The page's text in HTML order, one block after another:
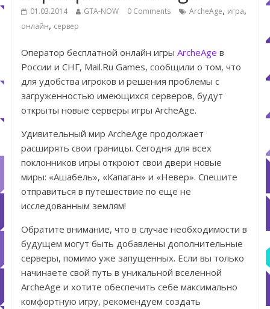
01.03.2014 GTA-NOW 0 Comments ArcheAge, игра,
онлайн, сервер
Оператор бесплатной онлайн игры ArcheAge в
России и СНГ, Mail.Ru Games, сообщили о том, что
для удобства игроков и решения проблемы с
загруженностью имеющихся серверов, будут
открыты новые серверы игры ArcheAge.
Удивительный мир ArcheAge продолжает
расширять свои границы. Сегодня для всех
поклонников игры откроют свои двери новые
миры: «Ашабель», «Капаган» и «Невер». Спешите
отправиться в путешествие по еще не
исследованным землям!
Обратите внимание, что в случае необходимости в
будущем могут быть добавлены дополнительные
серверы, помимо уже запущенных. Если вы только
начинаете свой путь в уникальной вселенной
ArcheAge и хотите обеспечить себе максимально
комфортную игру, рекомендуем создать